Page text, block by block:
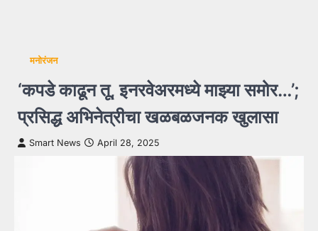
मनोरंजन
‘कपडे काढून तू, इनरवेअरमध्ये माझ्या समोर…’;
प्रसिद्ध अभिनेत्रीचा खळबळजनक खुलासा
Smart News April 28, 2025